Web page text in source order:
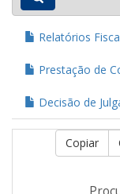
Relatórios
Prestação de
Decisão de
Copiar